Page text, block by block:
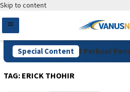
Skip to content
Special Content
Minta Kemenhut Perkuat
TAG: ERICK THOHIR